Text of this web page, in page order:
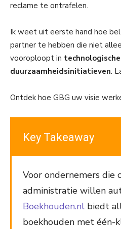
reclame te ontrafelen.
Ik weet uit eerste hand hoe
partner te hebben die niet
vooroploopt in
duurzaamheidsinitiatieven.
Ontdek hoe GBG uw visie
Key Takeaway
Voor ondernemers die
administratie willen
Boekhouden.nl biedt
boekhouden met één-